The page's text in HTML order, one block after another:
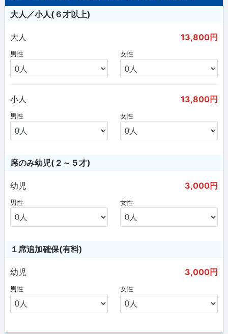
大人／小人(６才以上)
大人 13,800円
男性 女性
小人 13,800円
男性 女性
席のみ幼児(２～５才)
幼児 3,000円
男性 女性
１席追加確保(有料)
幼児 3,000円
男性 女性